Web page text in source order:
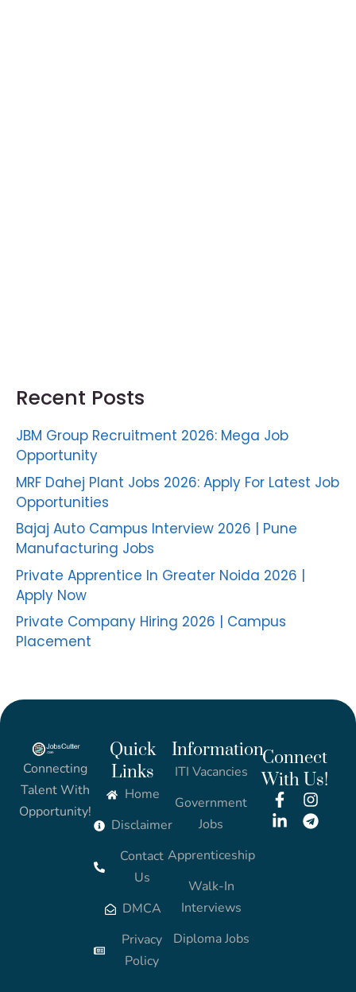
Recent Posts
JBM Group Recruitment 2026: Mega Job
Opportunity
MRF Dahej Plant Jobs 2026: Apply For Latest Job
Opportunities
Bajaj Auto Campus Interview 2026 | Pune
Manufacturing Jobs
Private Apprentice In Greater Noida 2026 |
Apply Now
Private Company Hiring 2026 | Campus
Placement
Connecting
Talent With
Opportunity!
Quick
Links
Home
Disclaimer
Contact
Us
DMCA
Privacy
Policy
Information
ITI Vacancies
Government
Jobs
Apprenticeship
Walk-In
Interviews
Diploma Jobs
Connect
With Us!